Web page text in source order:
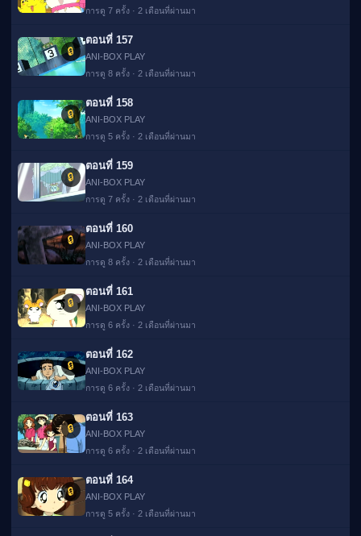
การดู 7 ครั้ง · 2 เดือนที่ผ่านมา
🔒
ตอนที่ 157
ANI-BOX PLAY
การดู 8 ครั้ง · 2 เดือนที่ผ่านมา
🔒
ตอนที่ 158
ANI-BOX PLAY
การดู 5 ครั้ง · 2 เดือนที่ผ่านมา
🔒
ตอนที่ 159
ANI-BOX PLAY
การดู 7 ครั้ง · 2 เดือนที่ผ่านมา
🔒
ตอนที่ 160
ANI-BOX PLAY
การดู 8 ครั้ง · 2 เดือนที่ผ่านมา
🔒
ตอนที่ 161
ANI-BOX PLAY
การดู 6 ครั้ง · 2 เดือนที่ผ่านมา
🔒
ตอนที่ 162
ANI-BOX PLAY
การดู 6 ครั้ง · 2 เดือนที่ผ่านมา
🔒
ตอนที่ 163
ANI-BOX PLAY
การดู 6 ครั้ง · 2 เดือนที่ผ่านมา
🔒
ตอนที่ 164
ANI-BOX PLAY
การดู 5 ครั้ง · 2 เดือนที่ผ่านมา